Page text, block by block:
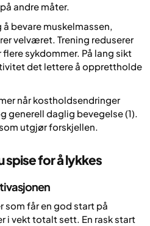
andre måter.
bevare muskelmassen,
velværet. Trening reduserer
sykdommer. På lang sikt
det lettere å opprettholde
når kostholdsendringer
generell daglig bevegelse (1).
utgjør forskjellen.
spise for å lykkes
som får en god start på
i vekt totalt sett. En rask start